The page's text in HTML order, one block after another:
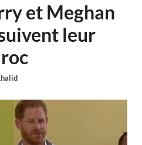
et Meghan
leur